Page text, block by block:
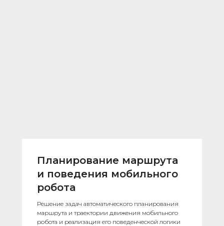
Планирование маршрута
и поведения мобильного
робота
Решение задач автоматического планирования
маршрута и траектории движения мобильного
робота и реализация его поведенческой логики